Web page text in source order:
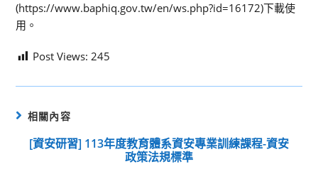
(https://www.baphiq.gov.tw/en/ws.php?id=16172)下載使
用。
Post Views: 245
相關內容
[資安研習] 113年度教育體系資安專業訓練課程-資安
政策法規標準